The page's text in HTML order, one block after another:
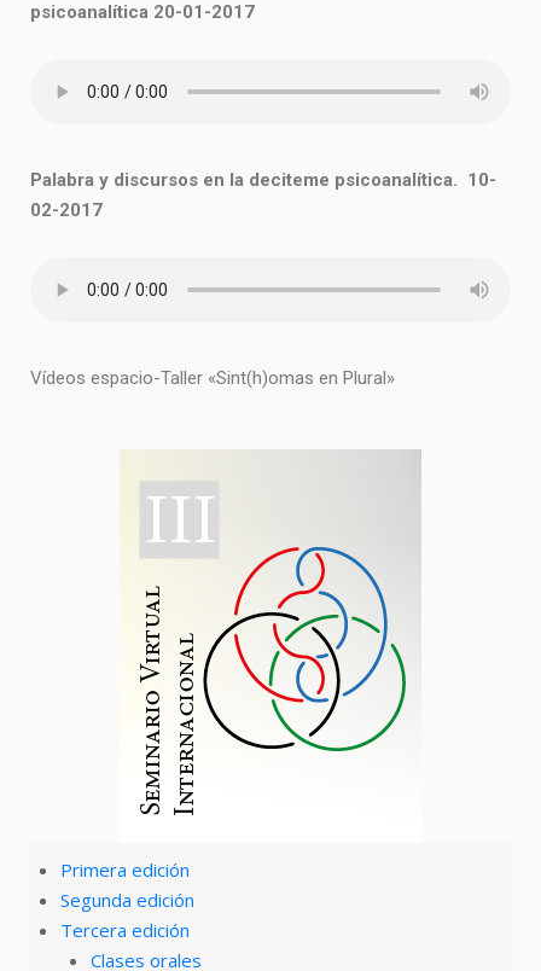
psicoanalítica 20-01-2017
Palabra y discursos en la deciteme psicoanalítica. 10-
02-2017
Vídeos espacio-Taller «Sint(h)omas en Plural»
Primera edición
Segunda edición
Tercera edición
Clases orales